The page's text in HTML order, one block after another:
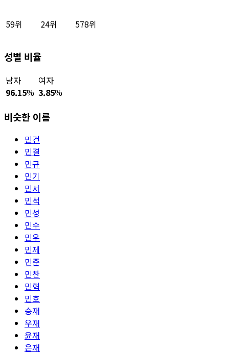
59위 24위 578위
성별 비율
남자
96.15%
여자
3.85%
비슷한 이름
민건
민결
민규
민기
민서
민석
민성
민수
민우
민제
민준
민찬
민혁
민호
승재
우재
윤재
은재